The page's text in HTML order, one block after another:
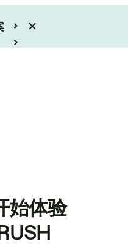
始体验